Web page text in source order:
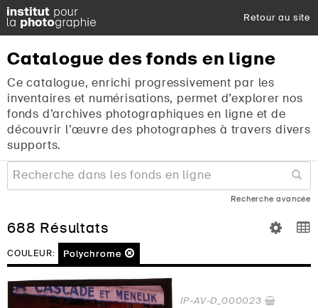
Retour au site
Catalogue des fonds en ligne
Ce catalogue, enrichi progressivement par les
inventaires et numérisations, permet d’explorer nos
fonds d’archives photographiques en ligne et de
découvrir l’œuvre des photographes à travers divers
supports.
Recherche avancée
688 Résultats
COULEUR: Polychrome
IP-AV-D_000023